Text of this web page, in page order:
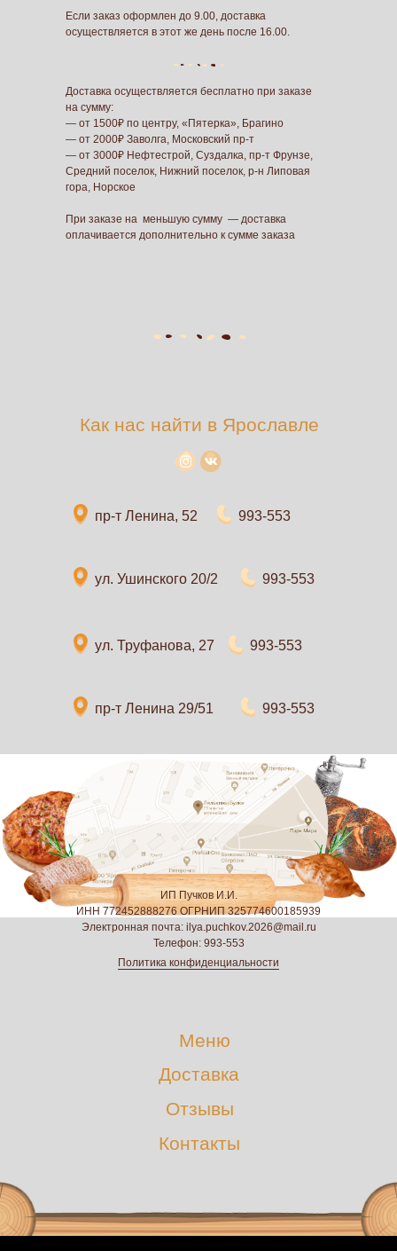
Если заказ оформлен до 9.00, доставка
осуществляется в этот же день после 16.00.
Доставка осуществляется бесплатно при заказе
на сумму:
— от 1500₽ по центру, «Пятерка», Брагино
— от 2000₽ Заволга, Московский пр-т
— от 3000₽ Нефтестрой, Суздалка, пр-т Фрунзе,
Средний поселок, Нижний поселок, р-н Липовая
гора, Норское
При заказе на меньшую сумму — доставка
оплачивается дополнительно к сумме заказа
Как нас найти в Ярославле
ИП Пучков И.И.
ИНН 772452888276 ОГРНИП 325774600185939
Электронная почта: ilya.puchkov.2026@mail.ru
Телефон: 993-553
Политика конфиденциальности
ул. Труфанова, 27 993-553
ул. Ушинского 20/2 993-553
993-553
пр-т Ленина, 52
пр-т Ленина 29/51 993-553
Меню
Доставка
Отзывы
Контакты